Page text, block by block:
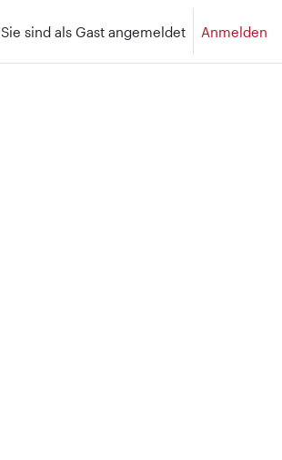
Sie sind als Gast angemeldet Anmelden